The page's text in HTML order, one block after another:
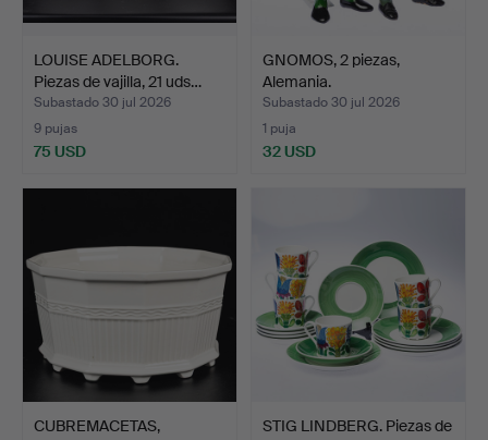
LOUISE ADELBORG.
Piezas de vajilla, 21 uds…
Subastado 30 jul 2026
9 pujas
75 USD
GNOMOS, 2 piezas,
Alemania.
Subastado 30 jul 2026
1 puja
32 USD
CUBREMACETAS,
STIG LINDBERG. Piezas de